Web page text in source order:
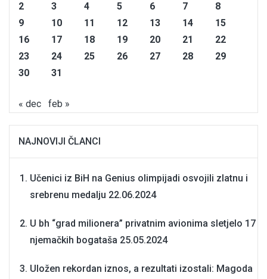
2
3 4 5 6 7
8
9
10 11 12 13 14
15
16
17 18 19 20 21
22
23
24 25 26 27 28
29
30
31
« dec feb »
NAJNOVIJI ČLANCI
Učenici iz BiH na Genius olimpijadi osvojili zlatnu i
srebrenu medalju 22.06.2024
U bh “grad milionera” privatnim avionima sletjelo 17
njemačkih bogataša 25.05.2024
Uložen rekordan iznos, a rezultati izostali: Magoda